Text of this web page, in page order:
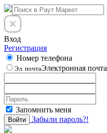
Вход
Регистрация
Номер телефона
Эл. почтаЭлектронная почта
Запомнить меня
Войти Забыли пароль?!